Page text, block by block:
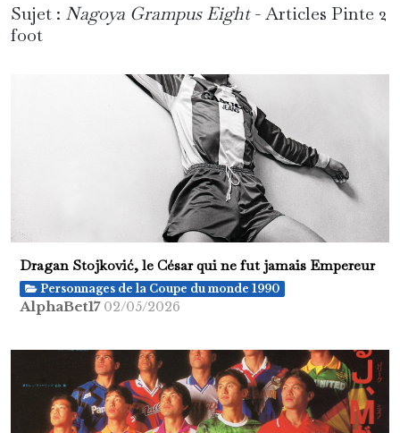
Sujet : Nagoya Grampus Eight- Articles Pinte 2
foot
Dragan Stojković, le César qui ne fut jamais Empereur
Personnages de la Coupe du monde 1990
AlphaBet17 02/05/2026